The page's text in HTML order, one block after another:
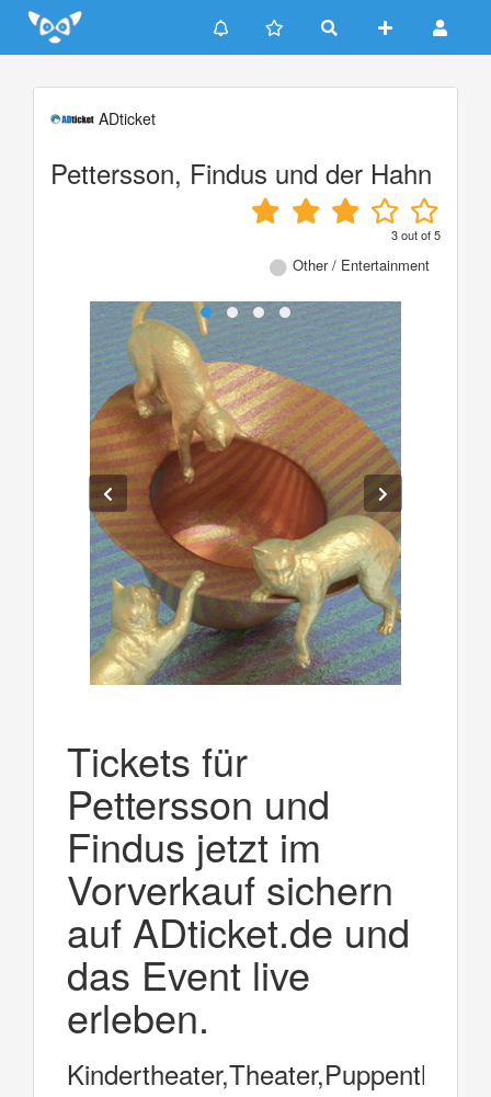
Update cookies preferences
ADticket
Pettersson, Findus und der Hahn
3out of5
Other / Entertainment
Tickets für
Pettersson und
Findus jetzt im
Vorverkauf sichern
auf ADticket.de und
das Event live
erleben.